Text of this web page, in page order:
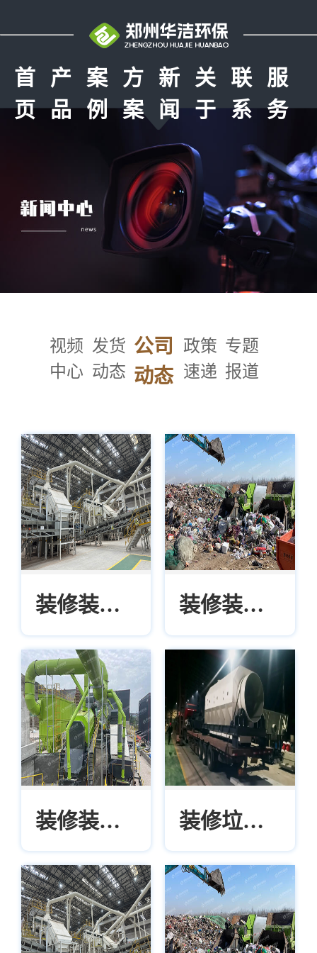
首
页
产
品
案
例
方
案
新
闻
关
于
联
系
服
务
视频
中心
发货
动态
公司
动态
政策
速递
专题
报道
装修装潢
垃圾分拣
设备精细
筛分，粒
度可控
装修装潢
垃圾分拣
设备智能
识别，精
准无误
装修装潢
垃圾分拣
设备稳定
运行，持
续作业
装修垃圾
处理新利
器：高效
稳定的分
拣设备登